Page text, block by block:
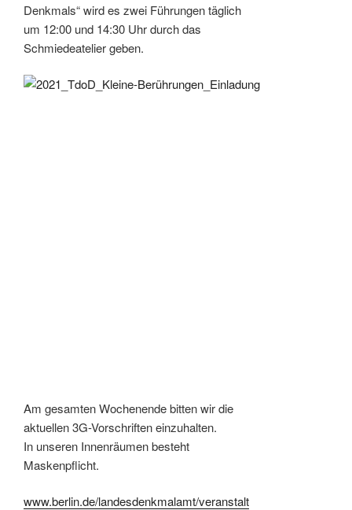
Denkmals“ wird es zwei Führungen täglich
um 12:00 und 14:30 Uhr durch das
Schmiedeatelier geben.
Am gesamten Wochenende bitten wir die
aktuellen 3G-Vorschriften einzuhalten.
In unseren Innenräumen besteht
Maskenpflicht.
www.berlin.de/landesdenkmalamt/veranstalt